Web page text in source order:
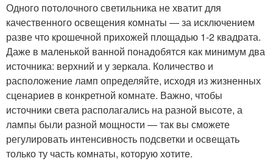
Одного потолочного светильника не хватит для
качественного освещения комнаты — за исключением
разве что крошечной прихожей площадью 1-2 квадрата.
Даже в маленькой ванной понадобятся как минимум два
источника: верхний и у зеркала. Количество и
расположение ламп определяйте, исходя из жизненных
сценариев в конкретной комнате. Важно, чтобы
источники света располагались на разной высоте, а
лампы были разной мощности — так вы сможете
регулировать интенсивность подсветки и освещать
только ту часть комнаты, которую хотите.